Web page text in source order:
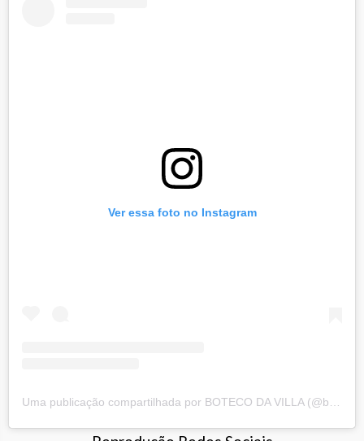
Ver essa foto no Instagram
Uma publicação compartilhada por BOTECO DA VILLA (@botecodavillasbc)